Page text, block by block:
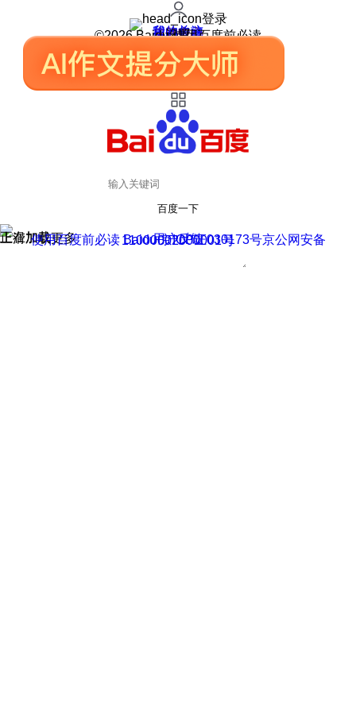
登录
我的关注
我的收藏
皮肤中心
用户反馈
设置
©2026 Baidu 使用百度前必读
百度一下
正在加载
上滑加载更多 用户反馈
使用百度前必读 Baidu 京ICP证030173号
京公网安备11000002000001号